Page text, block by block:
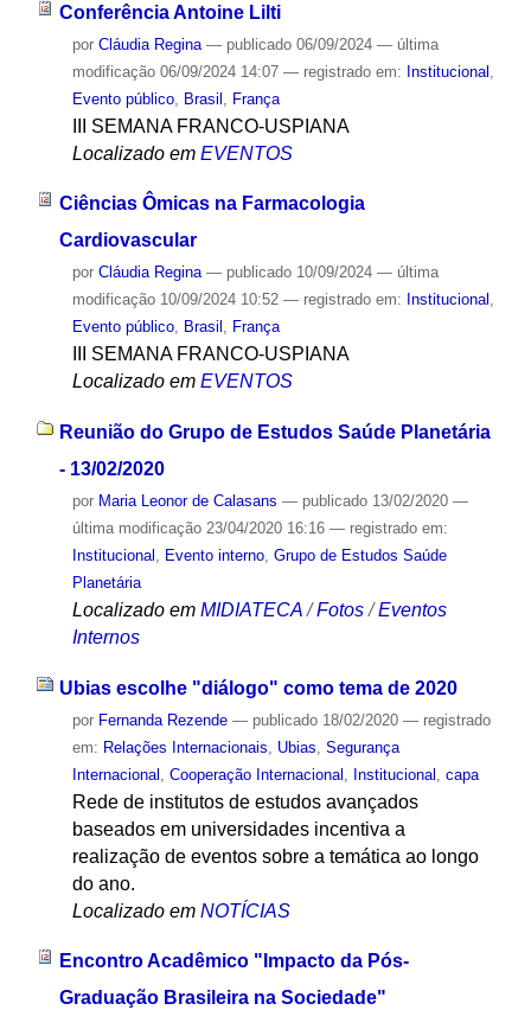
Conferência Antoine Lilti
por Cláudia Regina — publicado06/09/2024 — última
modificação06/09/2024 14:07 — registrado em: Institucional
Evento público, Brasil França
III SEMANA FRANCO-USPIANA
Localizado em EVENTOS
Ciências Ômicas na Farmacologia
Cardiovascular
por Cláudia Regina — publicado10/09/2024 — última
modificação10/09/2024 10:52 — registrado em: Institucional ,
Evento público, Brasil , França
III SEMANA FRANCO-USPIANA
Localizado em EVENTOS
Reunião do Grupo de Estudos Saúde Planetária
- 13/02/2020
por Maria Leonor de Calasans — publicado13/02/2020 —
última modificação23/04/2020 16:16 — registrado em:
Institucional , Evento interno, Grupo de Estudos Saúde
Planetária
Localizado em MIDIATECA /Fotos /Eventos
Internos
Ubias escolhe "diálogo" como tema de 2020
por Fernanda Rezende — publicado18/02/2020 — registrado
em: Relações Internacionais Ubias Segurança
Internacional Cooperação Internacional Institucional capa
Rede de institutos de estudos avançados
baseados em universidades incentiva a
realização de eventos sobre a temática ao longo
do ano.
Localizado em NOTÍCIAS
Encontro Acadêmico "Impacto da Pós-
Graduação Brasileira na Sociedade"